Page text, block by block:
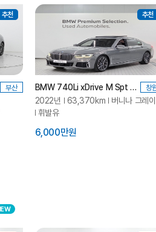
추천
부산
추천
BMW 740Li xDrive M Spt LCI_P2 창
2022년 63,370km 버니나 그레이
휘발유
6,000만원